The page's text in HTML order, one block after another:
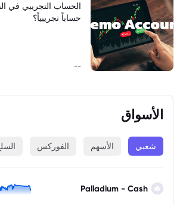
الأسواق
شعبي الأسهم الفوركس
Palladium - Cash
الحساب التجريبي في
حساباً تجريبياً؟
--